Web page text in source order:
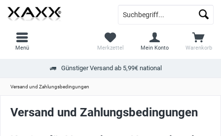
Günstiger Versand ab 5,99€ national
Warenkorb
Merkzettel Mein Konto
Menü
Versand und Zahlungsbedingungen
Versand und Zahlungsbedingungen